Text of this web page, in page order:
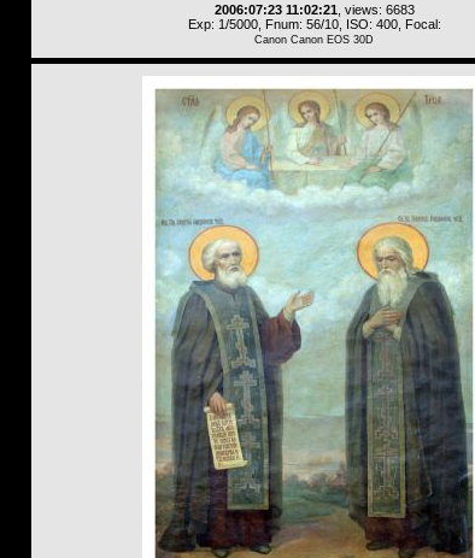
2006:07:23 11:02:21, views: 6683
Exp: 1/5000, Fnum: 56/10, ISO: 400, Focal:
Canon Canon EOS 30D